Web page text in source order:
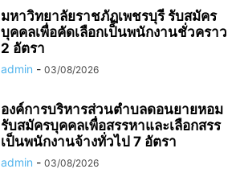
มหาวิทยาลัยราชภัฏเพชรบุรี รับสมัคร
บุคคลเพื่อคัดเลือกเป็นพนักงานชั่วคราว
2 อัตรา
admin - 03/08/2026
องค์การบริหารส่วนตำบลดอนยายหอม
รับสมัครบุคคลเพื่อสรรหาและเลือกสรร
เป็นพนักงานจ้างทั่วไป 7 อัตรา
admin - 03/08/2026